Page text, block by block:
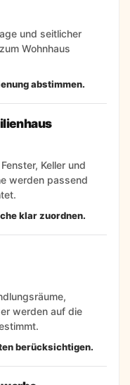
und seitlicher
Wohnhaus
abstimmen.
Keller und
werden passend
klar zuordnen.
werden auf die
berücksichtigen.